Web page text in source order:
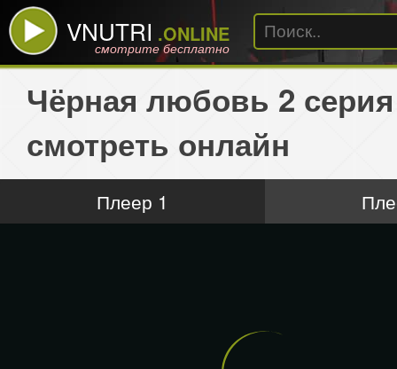
VNUTRI .ONLINE
смотрите бесплатно
Чёрная любовь 2 серия
смотреть онлайн
Плеер 1